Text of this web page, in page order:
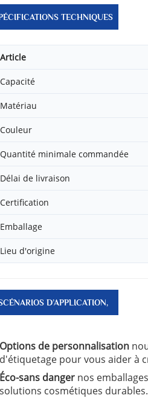
TECHNIQUES
Article
Capacité
Matériau
Couleur
Quantité minimale commandée
Délai de livraison
Certification
Emballage
Lieu d'origine
D’APPLICATION,
AVANTAGES
Options de personnalisation
d'étiquetage pour vous aider à
Éco-sans danger nos
solutions cosmétiques durables.